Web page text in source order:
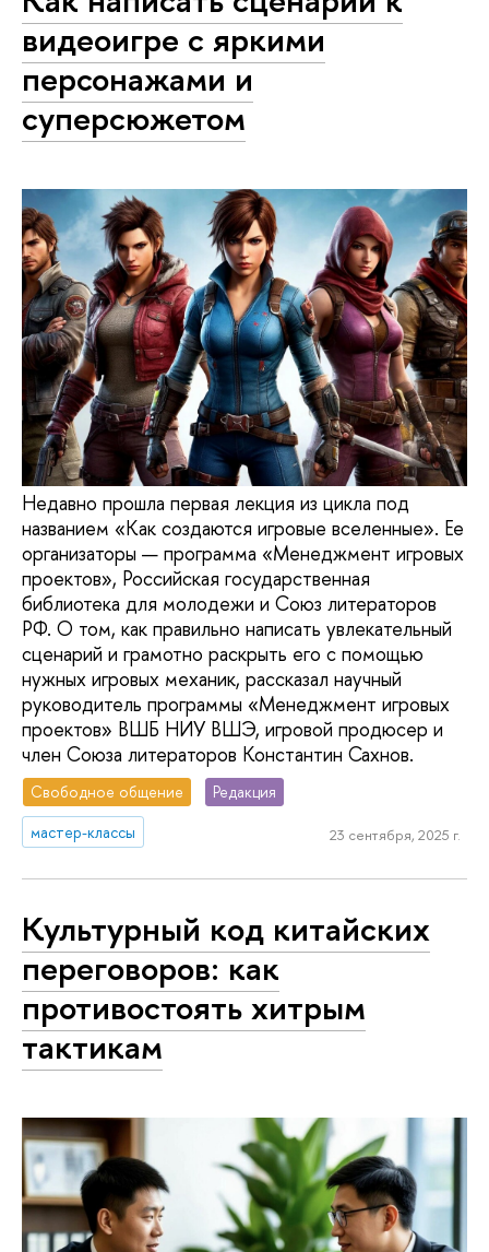
видеоигре с яркими
персонажами и
суперсюжетом
Недавно прошла первая лекция из цикла под
названием «Как создаются игровые вселенные». Ее
организаторы — программа «Менеджмент игровых
проектов», Российская государственная
библиотека для молодежи и Союз литераторов
РФ. О том, как правильно написать увлекательный
сценарий и грамотно раскрыть его с помощью
нужных игровых механик, рассказал научный
руководитель программы «Менеджмент игровых
проектов» ВШБ НИУ ВШЭ, игровой продюсер и
член Союза литераторов Константин Сахнов.
Свободное общение
Редакция
мастер-классы
23 сентября, 2025 г.
Культурный код китайских
переговоров: как
противостоять хитрым
тактикам